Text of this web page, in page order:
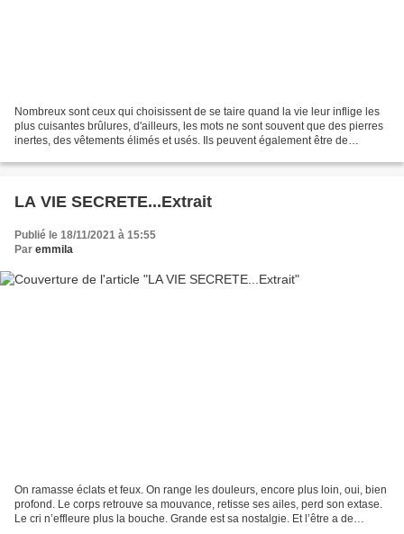
Nombreux sont ceux qui choisissent de se taire quand la vie leur inflige les
plus cuisantes brûlures, d'ailleurs, les mots ne sont souvent que des pierres
inertes, des vêtements élimés et usés. Ils peuvent également être de
LA VIE SECRETE...Extrait
Publié le 18/11/2021 à 15:55
Par emmila
On ramasse éclats et feux. On range les douleurs, encore plus loin, oui, bien
profond. Le corps retrouve sa mouvance, retisse ses ailes, perd son extase.
Le cri n’effleure plus la bouche. Grande est sa nostalgie. Et l’être a de